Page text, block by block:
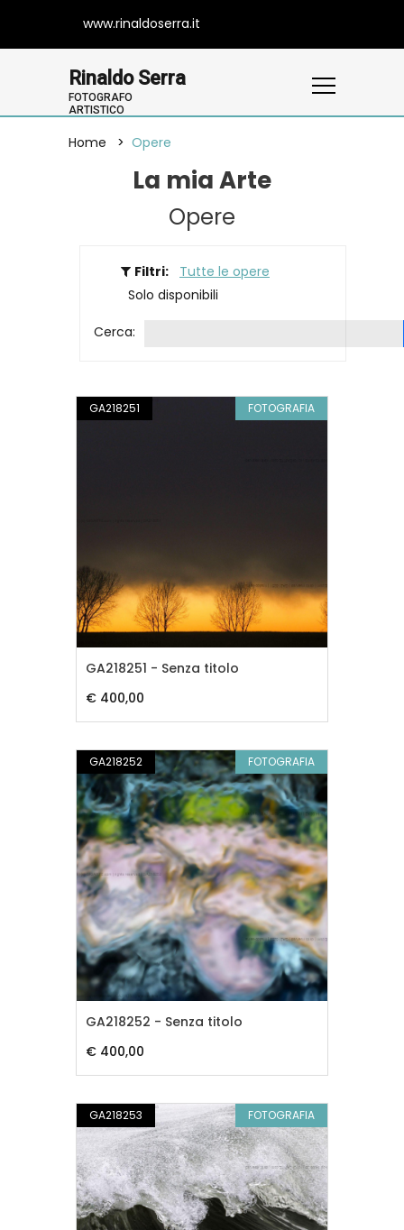
www.rinaldoserra.it
Rinaldo Serra
FOTOGRAFO
ARTISTICO
Home Opere
La mia Arte
Opere
Filtri:
Tutte le opere
Solo disponibili
Cerca:
GA218251 FOTOGRAFIA
GA218251 - Senza titolo
€ 400,00
GA218252 FOTOGRAFIA
GA218252 - Senza titolo
€ 400,00
GA218253 FOTOGRAFIA